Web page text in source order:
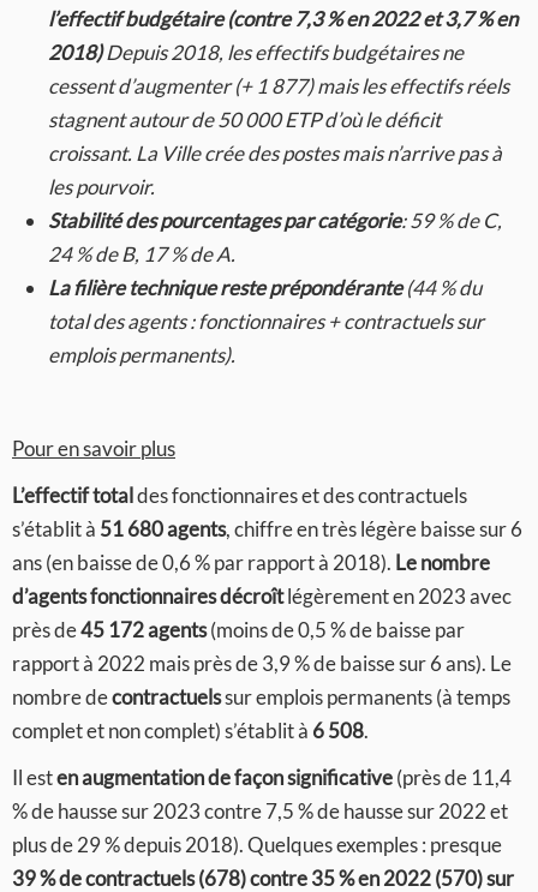
l’effectif budgétaire (contre 7,3 % en 2022 et 3,7 % en
2018)Depuis 2018, les effectifs budgétaires ne
cessent d’augmenter (+ 1 877) mais les effectifs réels
stagnent autour de 50 000 ETP d’où le déficit
croissant. La Ville crée des postes mais n’arrive pas à
les pourvoir.
Stabilité des pourcentages par catégorie: 59 % de C,
24 % de B, 17 % de A.
La filière technique reste prépondérante(44 % du
total des agents : fonctionnaires + contractuels sur
emplois permanents).
Pour en savoir plus
L’effectif totaldes fonctionnaires et des contractuels
s’établit à 51 680 agents, chiffre en très légère baisse sur 6
ans (en baisse de 0,6 % par rapport à 2018). Le nombre
d’agents fonctionnaires décroîtlégèrement en 2023 avec
près de45 172 agents(moins de 0,5 % de baisse par
rapport à 2022 mais près de 3,9 % de baisse sur 6 ans). Le
nombre decontractuelssur emplois permanents (à temps
complet et non complet) s’établit à 6 508.
Il esten augmentation de façon significative(près de 11,4
% de hausse sur 2023 contre 7,5 % de hausse sur 2022 et
plus de 29 % depuis 2018). Quelques exemples : presque
39 % de contractuels (678) contre 35 % en 2022 (570) sur